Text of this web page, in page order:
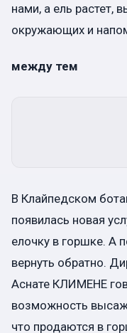
нами, а ель растет,
окружающих и
между тем
В Клайпедском
появилась новая
елочку в горшке. А
вернуть обратно.
Аснате КЛИМЕНЕ
возможность
что продаются в